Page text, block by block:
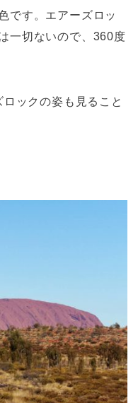
です。エアーズロッ
一切ないので、360度
ックの姿も見ること